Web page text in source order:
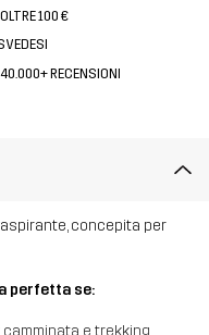
100 €
RECENSIONI
concepita per
perfetta se:
e trekking